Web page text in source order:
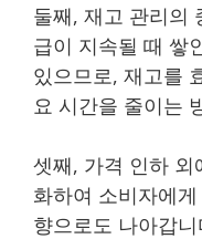
둘째, 재고 관리의
급이 지속될 때 쌓
있으므로, 재고를
요 시간을 줄이는
셋째, 가격 인하
화하여 소비자에
향으로도 나아갑